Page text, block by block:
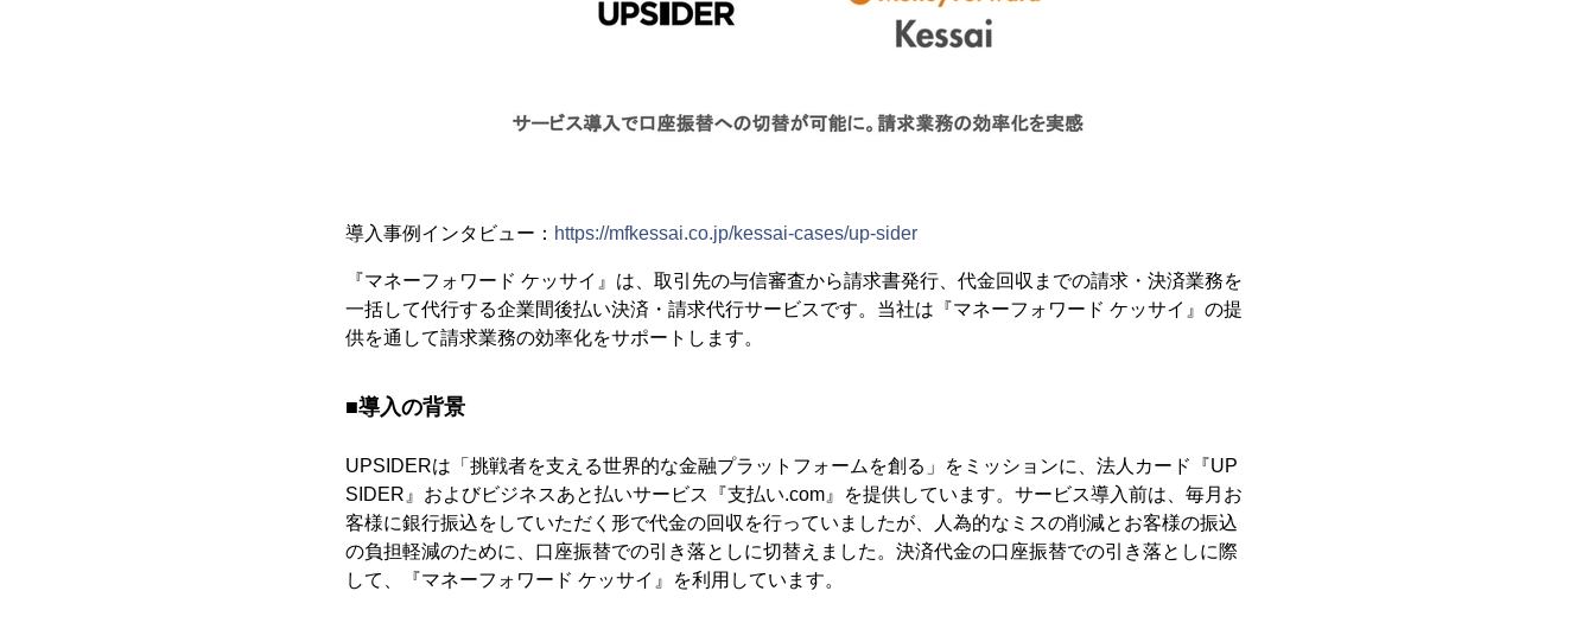
導入事例インタビュー： https://mfkessai.co.jp/kessai-cases/up-sider
『マネーフォワード ケッサイ』は、取引先の与信審査から請求書発行、代金回収までの請求・決済業務を
一括して代行する企業間後払い決済・請求代行サービスです。当社は『マネーフォワード ケッサイ』の提
供を通して請求業務の効率化をサポートします。
■導入の背景
UPSIDERは​​「挑戦者を支える世界的な金融プラットフォームを創る」をミッションに、法人カード『UP
SIDER』およびビジネスあと払いサービス『支払い.com』を提供しています。サービス導入前は、毎月お
客様に銀行振込をしていただく形で代金の回収を行っていましたが、人為的なミスの削減とお客様の振込
の負担軽減のために、口座振替での引き落としに切替えました。決済代金の口座振替での引き落としに際
して、『マネーフォワード ケッサイ』を利用しています。